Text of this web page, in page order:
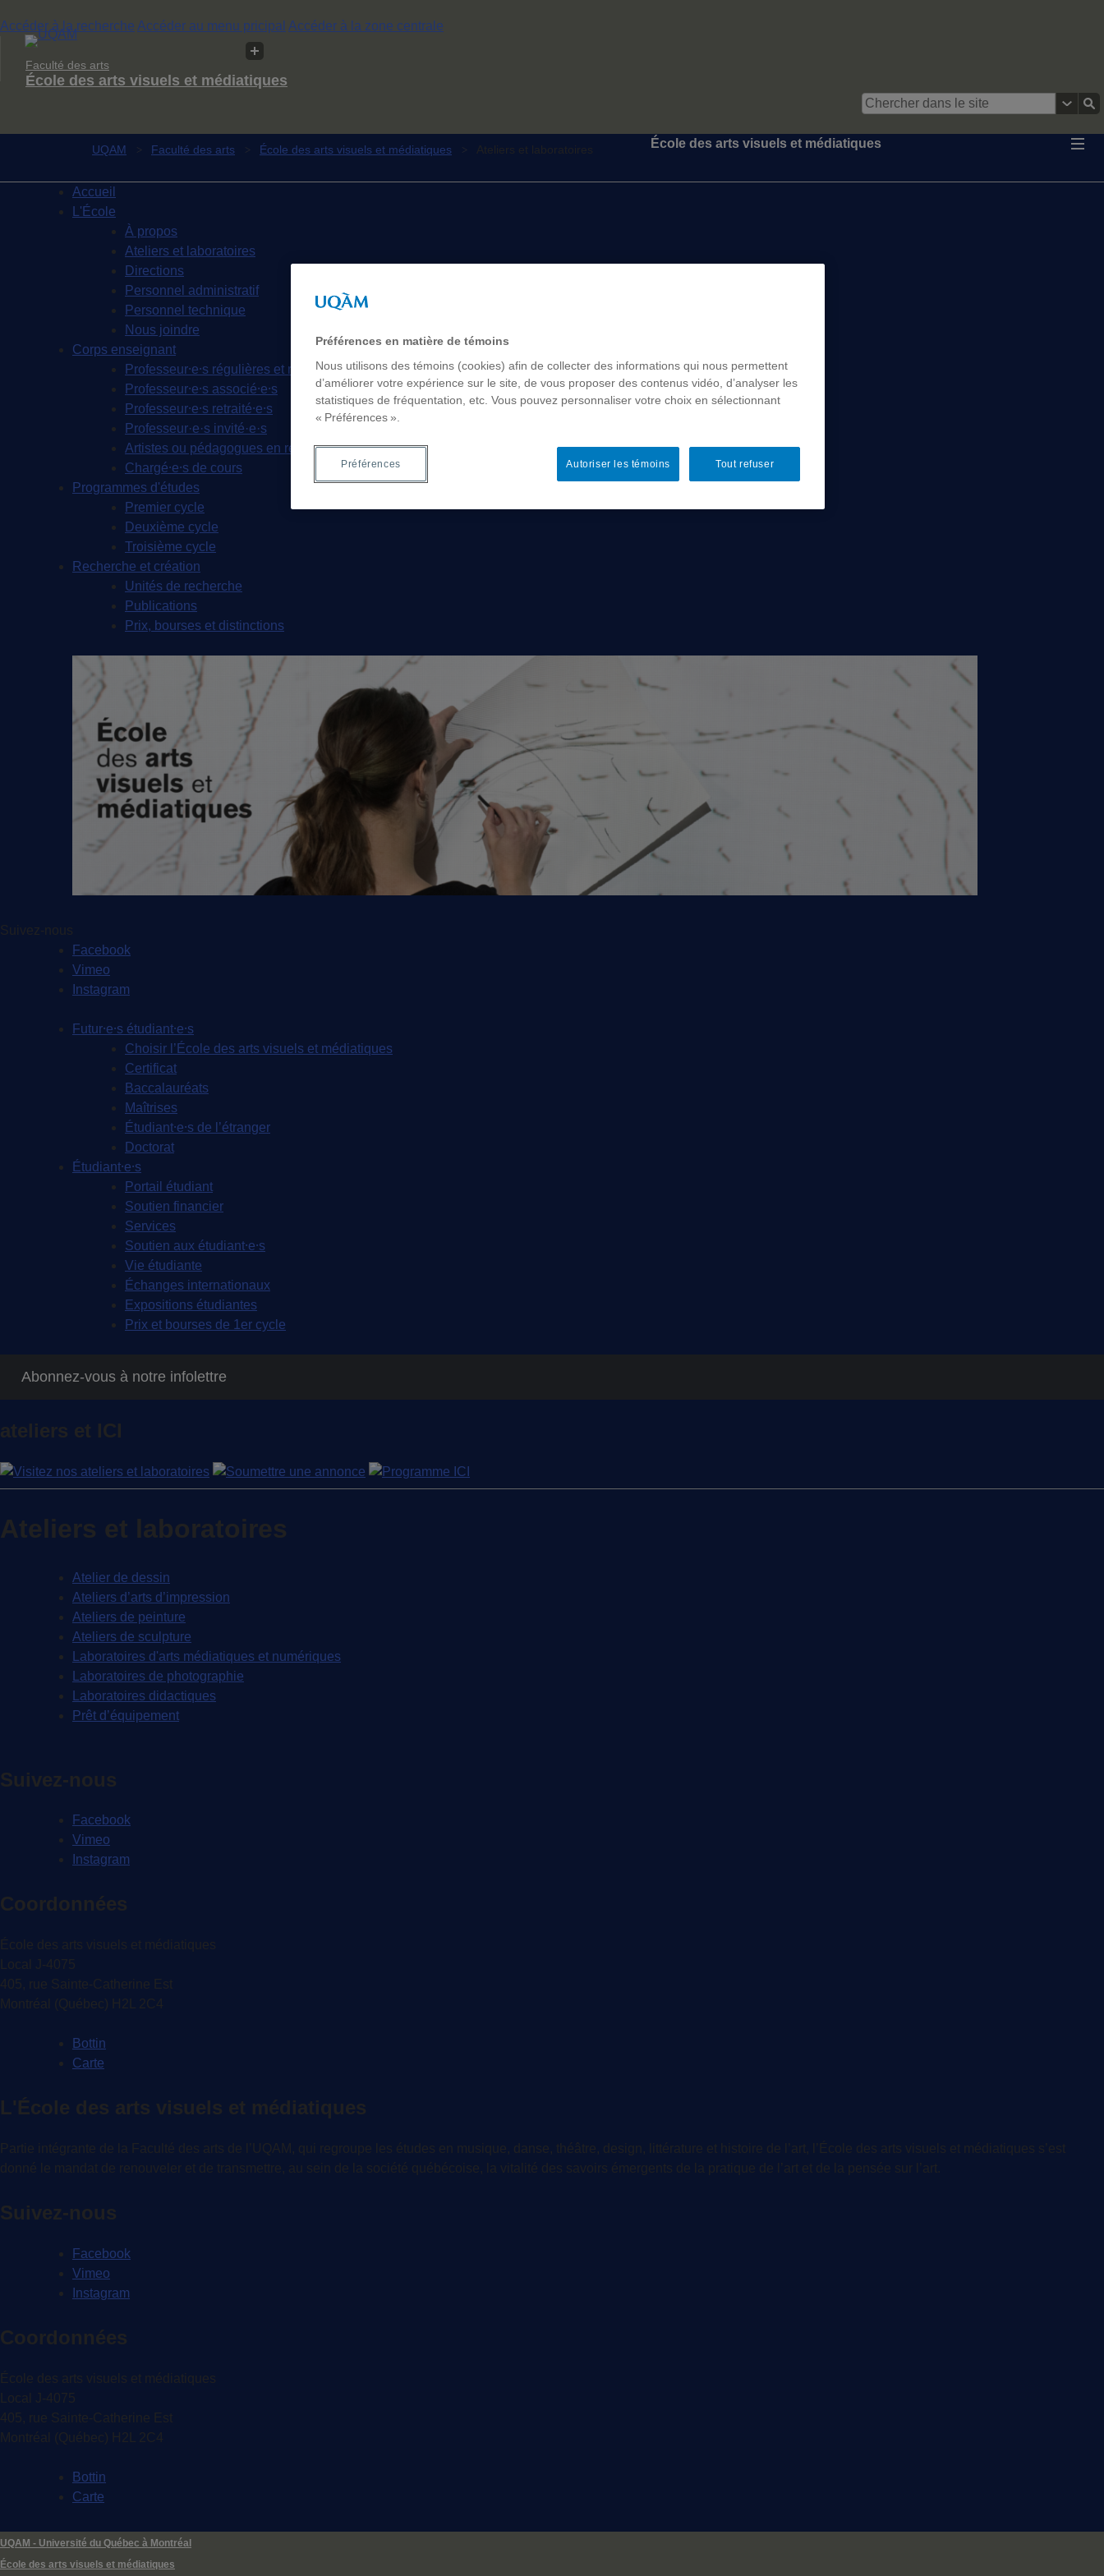
Accéder à la recherche Accéder au menu pricipal Accéder à la zone centrale
Faculté des arts
École des arts visuels et médiatiques
UQAM Faculté des arts École des arts visuels et médiatiques Ateliers et laboratoires École des arts visuels et médiatiques
Accueil
L'École
À propos
Ateliers et laboratoires
Directions
Personnel administratif
Personnel technique
Nous joindre
Corps enseignant
Professeur⸱e⸱s régulières et réguliers
Professeur⸱e⸱s associé⸱e⸱s
Professeur⸱e⸱s retraité⸱e⸱s
Professeur·e·s invité·e·s
Artistes ou pédagogues en résidence
Chargé⸱e⸱s de cours
Programmes d'études
Premier cycle
Deuxième cycle
Troisième cycle
Recherche et création
Unités de recherche
Publications
Prix, bourses et distinctions
Suivez-nous
Facebook
Vimeo
Instagram
Futur⸱e⸱s étudiant⸱e⸱s
Choisir l’École des arts visuels et médiatiques
Certificat
Baccalauréats
Maîtrises
Étudiant⸱e⸱s de l’étranger
Doctorat
Étudiant⸱e⸱s
Portail étudiant
Soutien financier
Services
Soutien aux étudiant⸱e⸱s
Vie étudiante
Échanges internationaux
Expositions étudiantes
Prix et bourses de 1er cycle
Abonnez-vous à notre infolettre
ateliers et ICI
Ateliers et laboratoires
Atelier de dessin
Ateliers d’arts d’impression
Ateliers de peinture
Ateliers de sculpture
Laboratoires d'arts médiatiques et numériques
Laboratoires de photographie
Laboratoires didactiques
Prêt d’équipement
Suivez-nous
Facebook
Vimeo
Instagram
Coordonnées
École des arts visuels et médiatiques
Local J-4075
405, rue Sainte-Catherine Est
Montréal (Québec) H2L 2C4
Bottin
Carte
L'École des arts visuels et médiatiques
Partie intégrante de la Faculté des arts de l’UQAM, qui regroupe les études en musique, danse, théâtre, design, littérature et histoire de l’art, l’École des arts visuels et médiatiques s’est
donné le mandat de renouveler et de transmettre, au sein de la société québécoise, la vitalité des savoirs émergents de la pratique de l’art et de la pensée sur l’art.
Suivez-nous
Facebook
Vimeo
Instagram
Coordonnées
École des arts visuels et médiatiques
Local J-4075
405, rue Sainte-Catherine Est
Montréal (Québec) H2L 2C4
Bottin
Carte
UQAM - Université du Québec à Montréal
École des arts visuels et médiatiques
Préférences en matière de témoins
Nous utilisons des témoins (cookies) afin de collecter des informations qui nous permettent
d’améliorer votre expérience sur le site, de vous proposer des contenus vidéo, d’analyser les
statistiques de fréquentation, etc. Vous pouvez personnaliser votre choix en sélectionnant
« Préférences ».
Tout refuser
Autoriser les témoins
Préférences